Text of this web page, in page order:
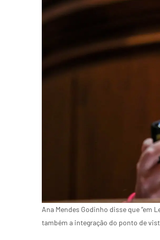
Ana Mendes Godinho disse que “em
também a integração do ponto de